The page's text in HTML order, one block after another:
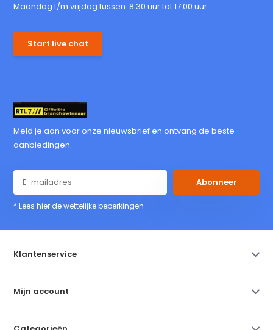
Maandag t/m vrijdag tussen: 8:30 uur tot 17:00 uur
Start live chat
Meld je aan voor onze nieuwsbrief en ontvang de beste
aanbiedingen.
Abonneer
* Lees hier de wettelijke beperkingen
Klantenservice
Mijn account